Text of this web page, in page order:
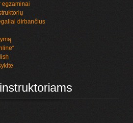
egzaminai
dirbančius